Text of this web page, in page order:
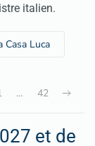
italien.
Casa Luca
… 42
et de